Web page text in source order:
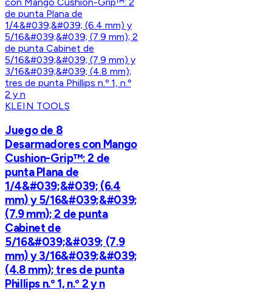
KLEIN TOOLS
Juego de 8
Desarmadores con Mango
Cushion-Grip™: 2 de
punta Plana de
1/4&#039;&#039; (6.4
mm) y 5/16&#039;&#039;
(7.9 mm); 2 de punta
Cabinet de
5/16&#039;&#039; (7.9
mm) y 3/16&#039;&#039;
(4.8 mm); tres de punta
Phillips n.º 1, n.º 2 y n